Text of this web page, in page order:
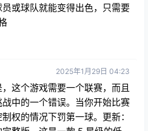
或球队就能变得出色，只需要
2025年1月29日 04:23
这个游戏需要一个联赛，而且
中的一个错误。当你开始比赛
权的情况下罚第一球。更新：